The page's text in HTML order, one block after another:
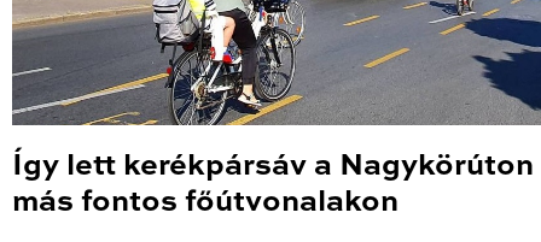
Így lett kerékpársáv a Nagykörúton
más fontos főútvonalakon